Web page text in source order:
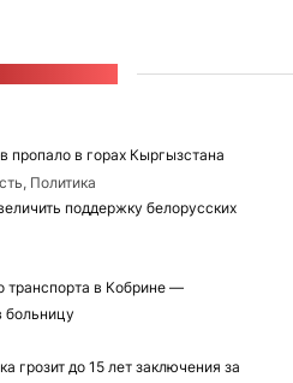
пропало в горах Кыргызстана
Политика
поддержку белорусских
транспорта в Кобрине —
больницу
грозит до 15 лет заключения за